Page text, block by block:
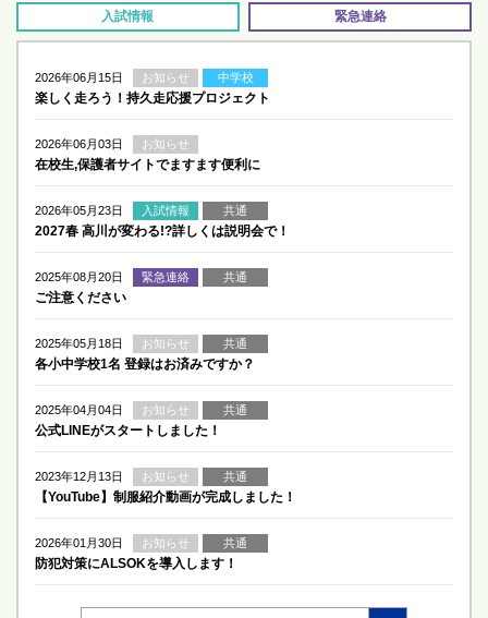
入試情報 緊急連絡
2026年06月15日 お知らせ 中学校
楽しく走ろう！持久走応援プロジェクト
2026年06月03日 お知らせ
在校生,保護者サイトでますます便利に
2026年05月23日 入試情報 共通
2027春 高川が変わる!?詳しくは説明会で！
2025年08月20日 緊急連絡 共通
ご注意ください
2025年05月18日 お知らせ 共通
各小中学校1名 登録はお済みですか？
2025年04月04日 お知らせ 共通
公式LINEがスタートしました！
2023年12月13日 お知らせ 共通
【YouTube】制服紹介動画が完成しました！
2026年01月30日 お知らせ 共通
防犯対策にALSOKを導入します！